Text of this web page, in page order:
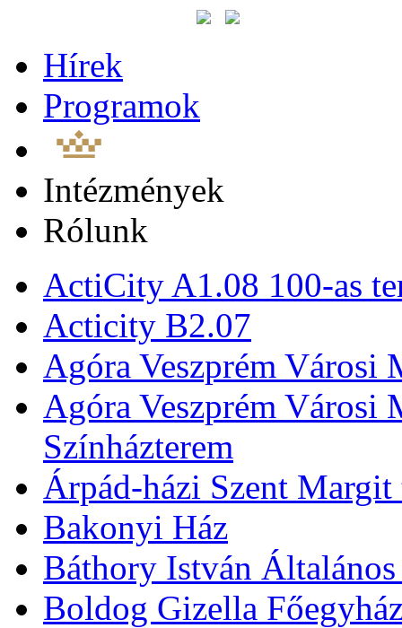
Hírek
Programok
Intézmények
Rólunk
ActiCity A1.08 100-as
Acticity B2.07
Agóra Veszprém Városi
Agóra Veszprém Városi
Színházterem
Árpád-házi Szent
Bakonyi Ház
Báthory István
Boldog Gizella